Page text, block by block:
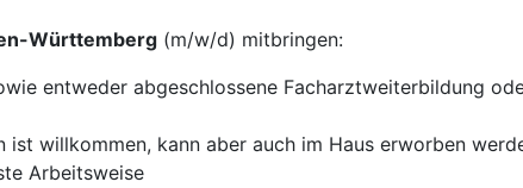
Württemberg (m/w/d) mitbringen:
entweder abgeschlossene Facharztweiterbildung
willkommen, kann aber auch im Haus erworben
Arbeitsweise